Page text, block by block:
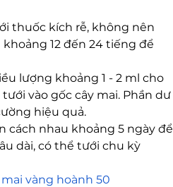
thuốc kích rễ, không nên
12 đến 24 tiếng để
lượng khoảng 1 - 2 ml cho
vào gốc cây mai. Phần dư
hiệu quả.
cách nhau khoảng 5 ngày để
dài, có thể tưới chu kỳ
vàng hoành 50